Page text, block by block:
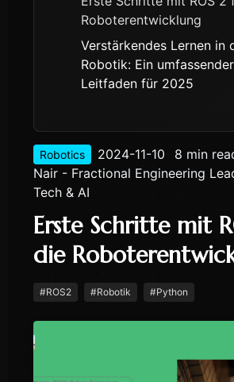
Roboterentwicklung
Verstärkendes Lernen in
Robotik: Ein umfassender
Leitfaden für 2025
Robotics 2024-11-10 8 min
Nair - Fractional Engineering
Tech & AI
Erste Schritte mit
die
#ROS2 #Robotik #Python